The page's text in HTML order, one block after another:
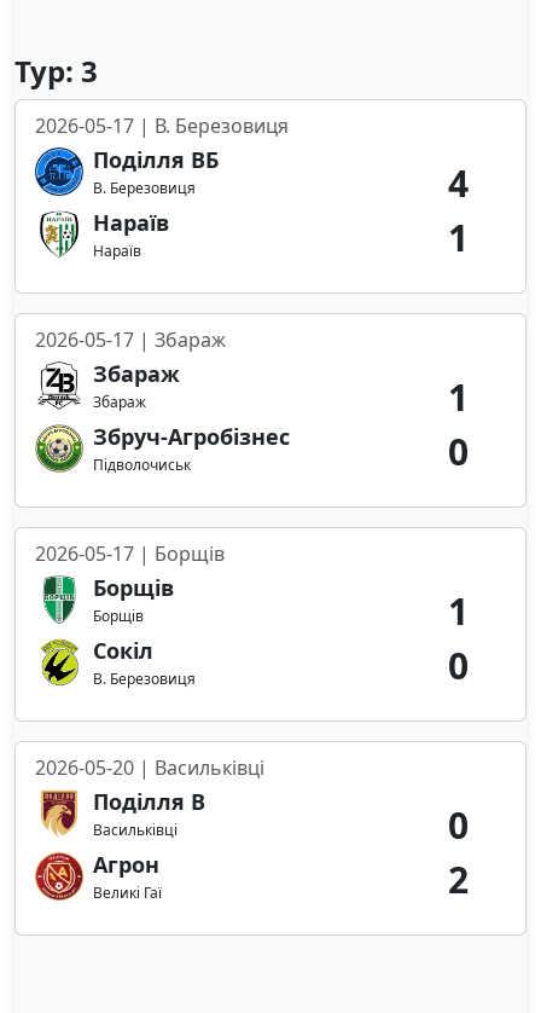
Тур: 3
2026-05-17 | В. Березовиця
Поділля ВБ
В. Березовиця
Нараїв
Нараїв
4
1
2026-05-17 | Збараж
Збараж
Збараж
Збруч-Агробізнес
Підволочиськ
1
0
2026-05-17 | Борщів
Борщів
Борщів
Сокіл
В. Березовиця
1
0
2026-05-20 | Васильківці
Поділля В
Васильківці
Агрон
Великі Гаї
0
2